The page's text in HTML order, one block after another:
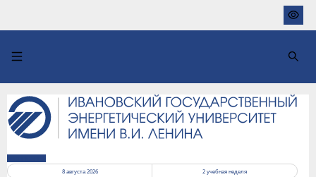
основному
8 августа 2026
2учебная неделя